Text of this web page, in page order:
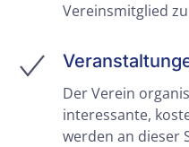
Vereinsmitglied
Der Verein
interessante,
werden an dieser